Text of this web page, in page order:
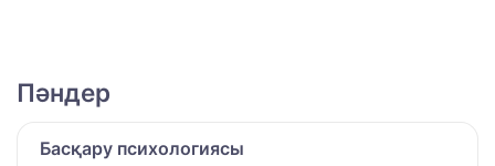
Пәндер
Басқару психологиясы